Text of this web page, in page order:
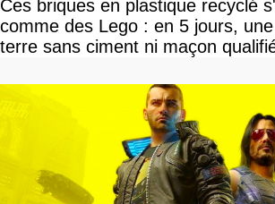
Ces briques en plastique recyclé
comme des Lego : en 5 jours,
terre sans ciment ni maçon